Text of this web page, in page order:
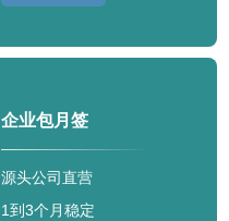
企业包月签
源头公司直营
1到3个月稳定